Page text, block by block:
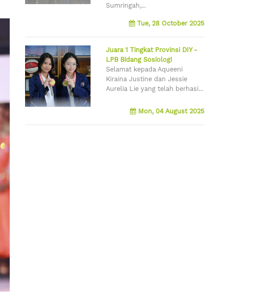
Sumringah,...
Tue, 28 October 2025
Juara 1 Tingkat Provinsi DIY -
LPB Bidang Sosiologi
Selamat kepada Aqueeni
Kiraina Justine dan Jessie
Aurelia Lie yang telah berhasi...
Mon, 04 August 2025